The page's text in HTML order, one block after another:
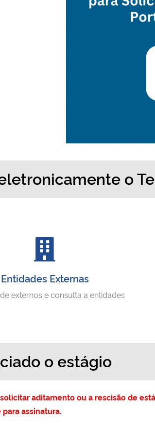
o
Entidades Externas
externos e consulta a entidades
o estágio
aditamento ou a rescisão de
assinatura.